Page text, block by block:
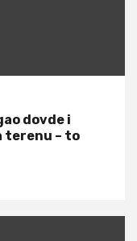
dovde i
terenu – to